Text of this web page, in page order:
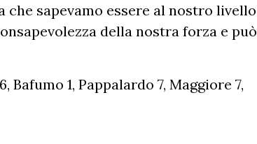
sapevamo essere al nostro livello
della nostra forza e può
1, Pappalardo 7, Maggiore 7,